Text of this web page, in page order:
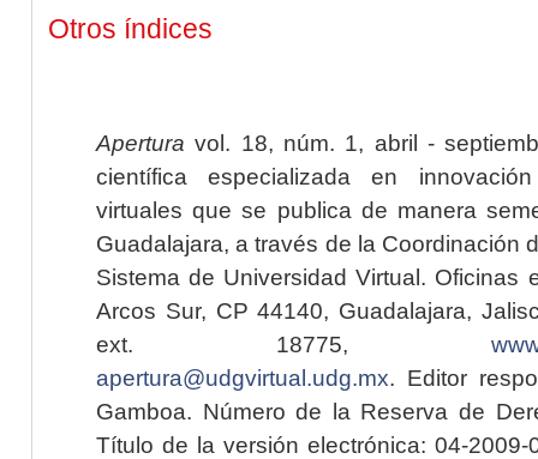
Otros índices
Apertura vol. 18, núm. 1, abril -
científica especializada en
virtuales que se publica de manera
Guadalajara, a través de la Coordinación
Sistema de Universidad Virtual. Oficinas
Arcos Sur, CP 44140, Guadalajara,
ext. 18775,
apertura@udgvirtual.udg.mx. Editor
Gamboa. Número de la Reserva de
Título de la versión electrónica: 04-2009-